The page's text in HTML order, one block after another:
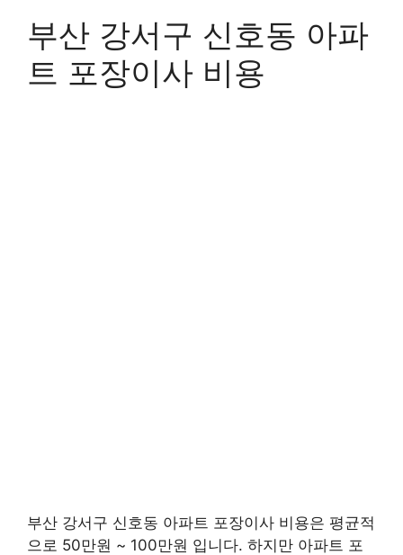
부산 강서구 신호동 아파
트 포장이사 비용
부산 강서구 신호동 아파트 포장이사 비용은 평균적
으로 50만원 ~ 100만원 입니다. 하지만 아파트 포